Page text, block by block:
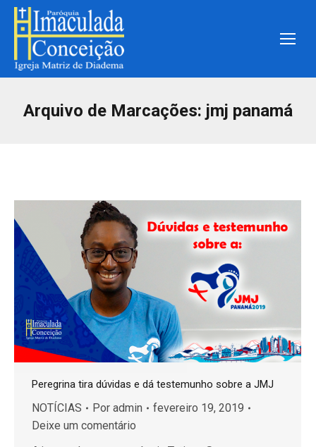
Arquivo de Marcações: jmj panamá
Peregrina tira dúvidas e dá testemunho sobre a JMJ
NOTÍCIAS Por admin
fevereiro 19, 2019
Deixe um comentário